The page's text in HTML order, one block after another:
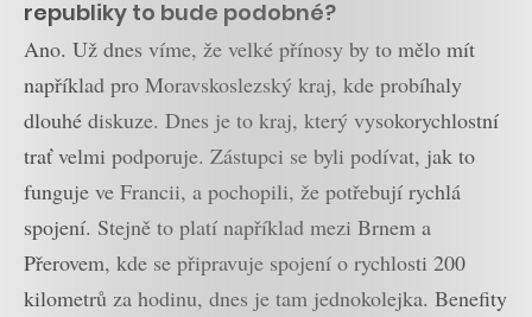
republiky to bude podobné?
Ano. Už dnes víme, že velké přínosy by to mělo mít
například pro Moravskoslezský kraj, kde probíhaly
dlouhé diskuze. Dnes je to kraj, který vysokorychlostní
trať velmi podporuje. Zástupci se byli podívat, jak to
funguje ve Francii, a pochopili, že potřebují rychlá
spojení. Stejně to platí například mezi Brnem a
Přerovem, kde se připravuje spojení o rychlosti 200
kilometrů za hodinu, dnes je tam jednokolejka. Benefity